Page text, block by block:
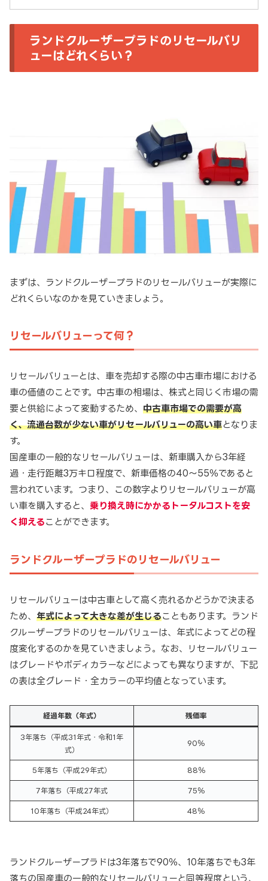
ランドクルーザープラドのリセールバリ
ューはどれくらい？
まずは、ランドクルーザープラドのリセールバリューが実際に
どれくらいなのかを見ていきましょう。
リセールバリューって何？
リセールバリューとは、車を売却する際の中古車市場における
車の価値のことです。中古車の相場は、株式と同じく市場の需
要と供給によって変動するため、 中古車市場での需要が高
く、流通台数が少ない車がリセールバリューの高い車となりま
す。
国産車の一般的なリセールバリューは、新車購入から3年経
過・走行距離3万キロ程度で、新車価格の40～55％であると
言われています。つまり、この数字よりリセールバリューが高
い車を購入すると、 乗り換え時にかかるトータルコストを安
く抑えることができます。
ランドクルーザープラドのリセールバリュー
リセールバリューは中古車として高く売れるかどうかで決まる
ため、 年式によって大きな差が生じることもあります。ランド
クルーザープラドのリセールバリューは、年式によってどの程
度変化するのかを見ていきましょう。なお、リセールバリュー
はグレードやボディカラーなどによっても異なりますが、下記
の表は全グレード・全カラーの平均値となっています。
経過年数（年式） 残価率
3年落ち（平成31年式・令和1年
式）
90％
5年落ち（平成29年式） 88％
7年落ち（平成27年式 75％
10年落ち（平成24年式） 48％
ランドクルーザープラドは3年落ちで90％、10年落ちでも3年
落ちの国産車の一般的なリセールバリューと同等程度という、